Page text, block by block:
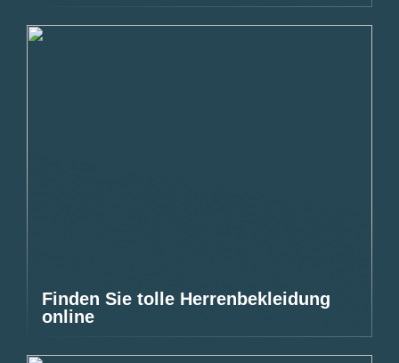
Finden Sie tolle Herrenbekleidung
online